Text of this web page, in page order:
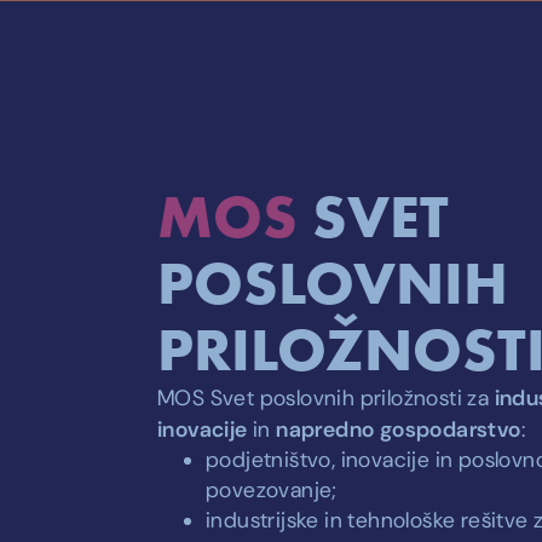
MOS SVET
POSLOVNIH
PRILOŽNOSTI
MOS Svet poslovnih priložnosti za
inovacije in napredno gospodarstvo:
podjetništvo, inovacije in
povezovanje;
industrijske in tehnološke rešitve